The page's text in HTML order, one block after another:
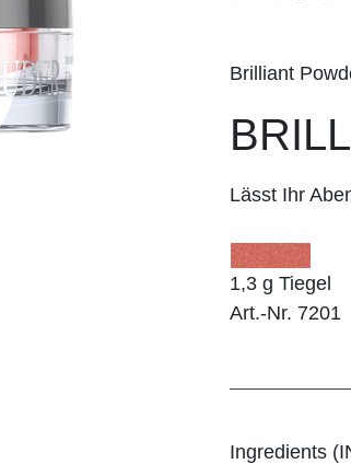
Brilliant
Lässt Ihr
1,3 g Tiegel
Art.-Nr. 7201
Ingredients